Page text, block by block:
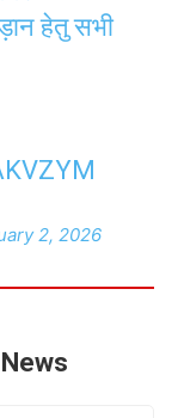
हेतु सभी
2, 2026